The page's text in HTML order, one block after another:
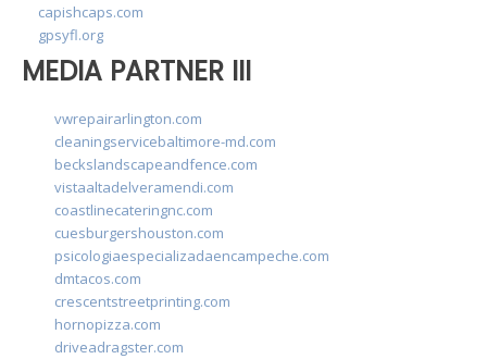
capishcaps.com
gpsyfl.org
MEDIA PARTNER III
vwrepairarlington.com
cleaningservicebaltimore-md.com
beckslandscapeandfence.com
vistaaltadelveramendi.com
coastlinecateringnc.com
cuesburgershouston.com
psicologiaespecializadaencampeche.com
dmtacos.com
crescentstreetprinting.com
hornopizza.com
driveadragster.com